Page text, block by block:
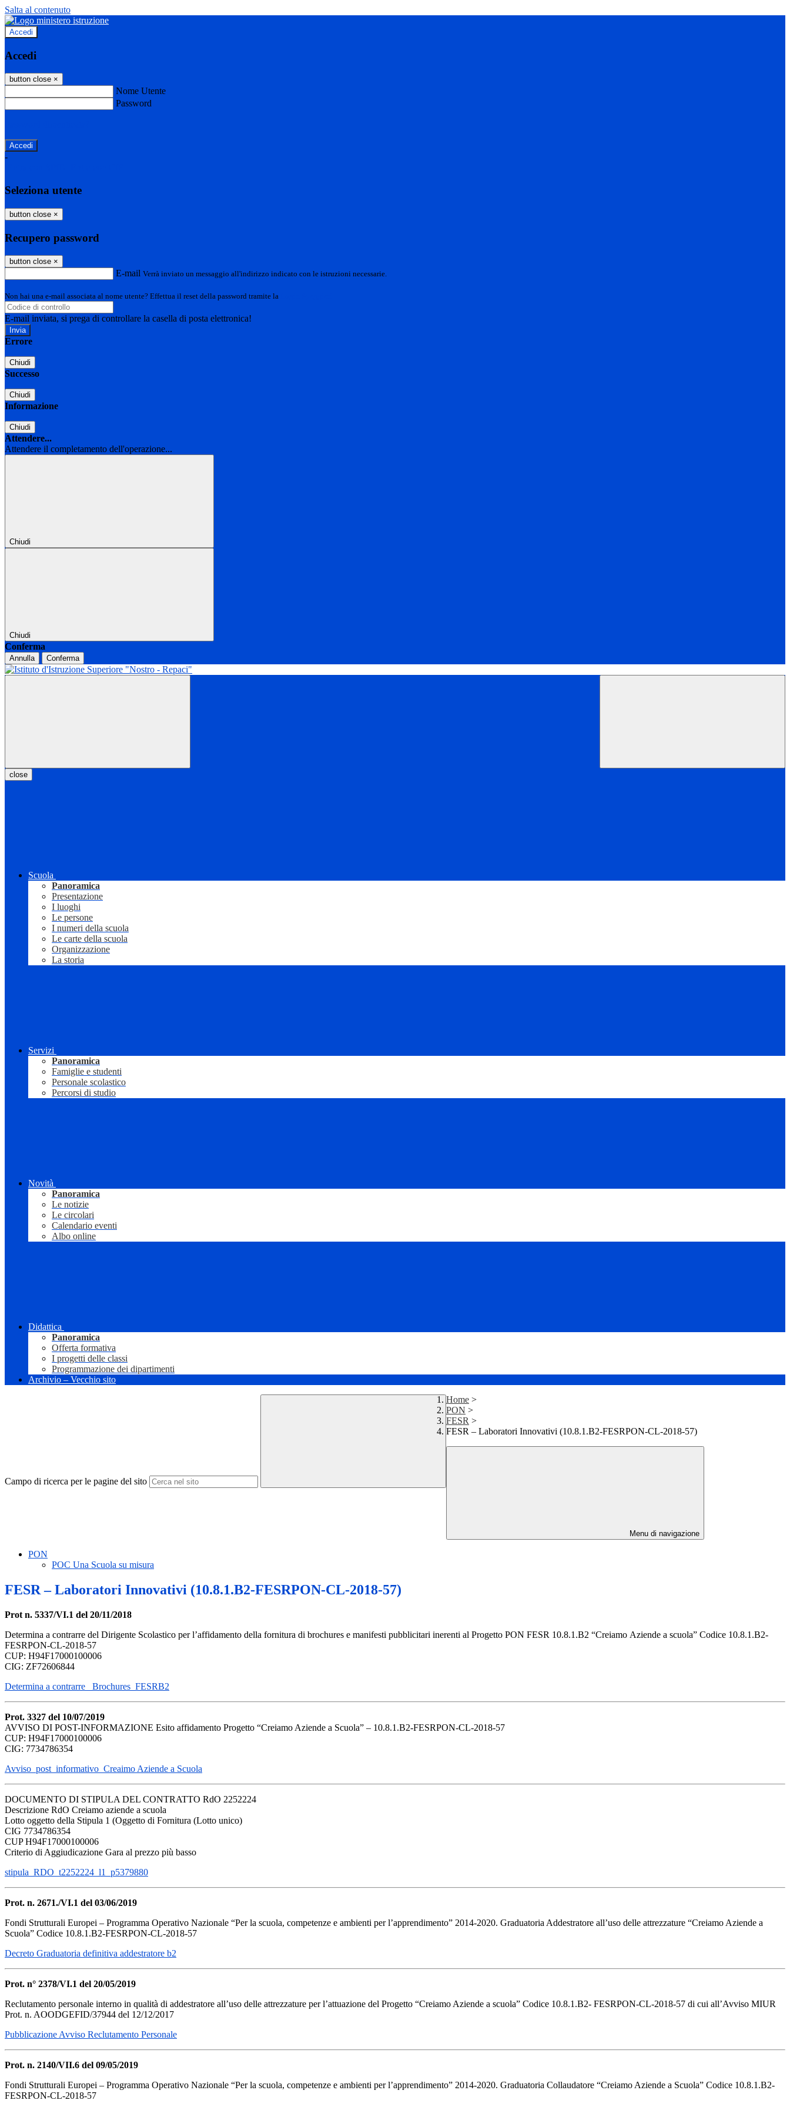
Salta al contenuto
Accedi
Accedi
button close ×
Nome Utente
Password
-
Seleziona utente
button close ×
Recupero password
button close ×
E-mail Verrà inviato un messaggio all'indirizzo indicato con le istruzioni necessarie.
Non hai una e-mail associata al nome utente? Effettua il reset della password tramite la
E-mail inviata, si prega di controllare la casella di posta elettronica!
Errore
Chiudi
Successo
Chiudi
Informazione
Chiudi
Attendere...
Attendere il completamento dell'operazione...
Chiudi
Chiudi
Conferma
Annulla Conferma
close
Scuola
Panoramica
Presentazione
I luoghi
Le persone
I numeri della scuola
Le carte della scuola
Organizzazione
La storia
Servizi
Panoramica
Famiglie e studenti
Personale scolastico
Percorsi di studio
Novità
Panoramica
Le notizie
Le circolari
Calendario eventi
Albo online
Didattica
Panoramica
Offerta formativa
I progetti delle classi
Programmazione dei dipartimenti
Archivio – Vecchio sito
Campo di ricerca per le pagine del sito
Home >
PON >
FESR >
FESR – Laboratori Innovativi (10.8.1.B2-FESRPON-CL-2018-57)
Menu di navigazione
PON
POC Una Scuola su misura
FESR – Laboratori Innovativi (10.8.1.B2-FESRPON-CL-2018-57)
Prot n. 5337/VI.1 del 20/11/2018
Determina a contrarre del Dirigente Scolastico per l’affidamento della fornitura di brochures e manifesti pubblicitari inerenti al Progetto PON FESR 10.8.1.B2 “Creiamo Aziende a scuola” Codice 10.8.1.B2-
FESRPON-CL-2018-57
CUP: H94F17000100006
CIG: ZF72606844
Determina a contrarre _Brochures_FESRB2
Prot. 3327 del 10/07/2019
AVVISO DI POST-INFORMAZIONE Esito affidamento Progetto “Creiamo Aziende a Scuola” – 10.8.1.B2-FESRPON-CL-2018-57
CUP: H94F17000100006
CIG: 7734786354
Avviso_post_informativo_Creaimo Aziende a Scuola
DOCUMENTO DI STIPULA DEL CONTRATTO RdO 2252224
Descrizione RdO Creiamo aziende a scuola
Lotto oggetto della Stipula 1 (Oggetto di Fornitura (Lotto unico)
CIG 7734786354
CUP H94F17000100006
Criterio di Aggiudicazione Gara al prezzo più basso
stipula_RDO_t2252224_l1_p5379880
Prot. n. 2671./VI.1 del 03/06/2019
Fondi Strutturali Europei – Programma Operativo Nazionale “Per la scuola, competenze e ambienti per l’apprendimento” 2014-2020. Graduatoria Addestratore all’uso delle attrezzature “Creiamo Aziende a
Scuola” Codice 10.8.1.B2-FESRPON-CL-2018-57
Decreto Graduatoria definitiva addestratore b2
Prot. n° 2378/VI.1 del 20/05/2019
Reclutamento personale interno in qualità di addestratore all’uso delle attrezzature per l’attuazione del Progetto “Creiamo Aziende a scuola” Codice 10.8.1.B2- FESRPON-CL-2018-57 di cui all’Avviso MIUR
Prot. n. AOODGEFID/37944 del 12/12/2017
Pubblicazione Avviso Reclutamento Personale
Prot. n. 2140/VII.6 del 09/05/2019
Fondi Strutturali Europei – Programma Operativo Nazionale “Per la scuola, competenze e ambienti per l’apprendimento” 2014-2020. Graduatoria Collaudatore “Creiamo Aziende a Scuola” Codice 10.8.1.B2-
FESRPON-CL-2018-57